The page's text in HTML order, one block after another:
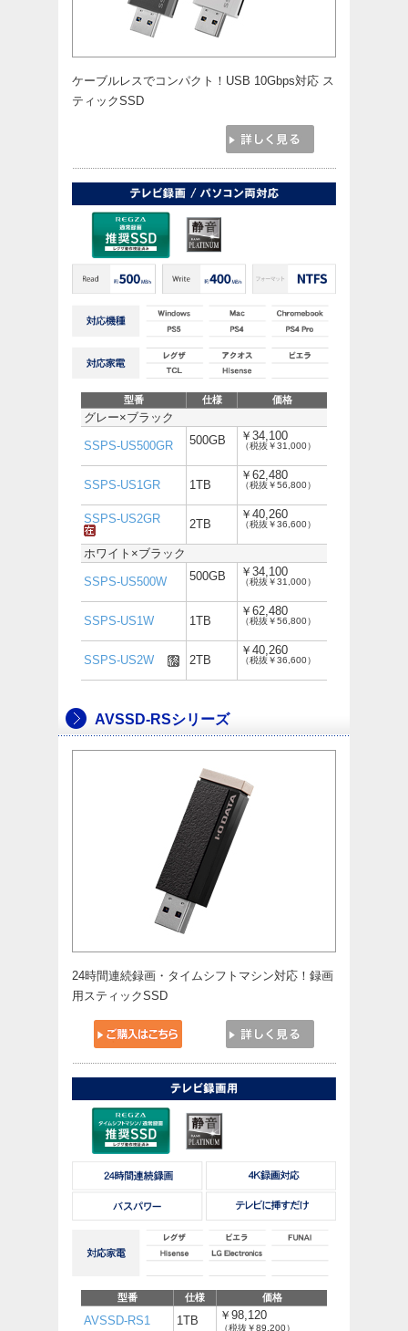
ケーブルレスでコンパクト！USB 10Gbps対応 ス
ティックSSD
型番 仕様 価格
グレー×ブラック
SSPS-US500GR 500GB ￥34,100
（税抜￥31,000）
SSPS-US1GR 1TB
￥62,480
（税抜￥56,800）
SSPS-US2GR 2TB
￥40,260
（税抜￥36,600）
ホワイト×ブラック
SSPS-US500W 500GB ￥34,100
（税抜￥31,000）
SSPS-US1W 1TB
￥62,480
（税抜￥56,800）
SSPS-US2W 2TB
￥40,260
（税抜￥36,600）
AVSSD-RSシリーズ
24時間連続録画・タイムシフトマシン対応！録画
用スティックSSD
型番 仕様 価格
AVSSD-RS1 1TB ￥98,120
（税抜￥89,200）